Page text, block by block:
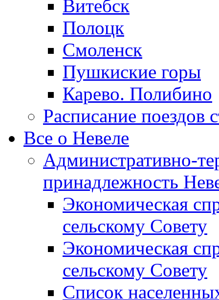
Витебск
Полоцк
Смоленск
Пушкиские горы
Карево. Полибино
Расписание поездов
Все о Невеле
Административно-
принадлежность
Экономическая
сельскому Совету
Экономическая
сельскому Совету
Список